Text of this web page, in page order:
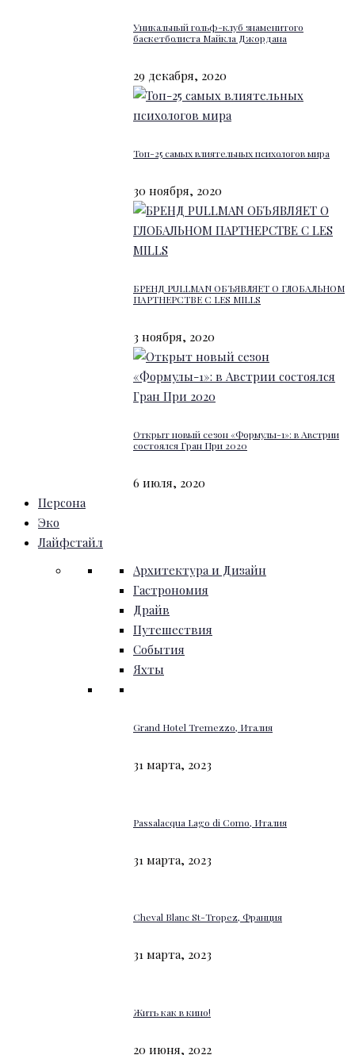
Уникальный гольф-клуб знаменитого
баскетболиста Майкла Джордана
29 декабря, 2020
Топ-25 самых влиятельных психологов мира
30 ноября, 2020
БРЕНД PULLMAN ОБЪЯВЛЯЕТ О ГЛОБАЛЬНОМ
ПАРТНЕРСТВЕ С LES MILLS
3 ноября, 2020
Открыт новый сезон «Формулы-1»: в Австрии
состоялся Гран При 2020
6 июля, 2020
Персона
Эко
Лайфстайл
Архитектура и Дизайн
Гастрономия
Драйв
Путешествия
События
Яхты
Grand Hotel Tremezzo, Италия
31 марта, 2023
Passalacqua Lago di Como, Италия
31 марта, 2023
Cheval Blanc St-Tropez, Франция
31 марта, 2023
Жить как в кино!
20 июня, 2022